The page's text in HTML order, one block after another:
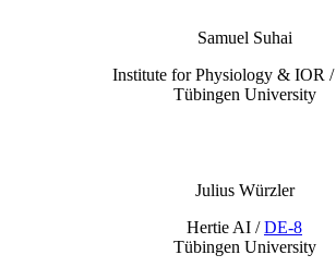
Samuel Suhai
Institute for Physiology & IOR /
Tübingen University
Julius Würzler
Hertie AI /DE-8
Tübingen University